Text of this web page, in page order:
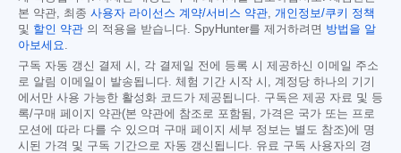
본 약관, 최종 사용자 라이선스 계약/서비스 약관, 개인정보/쿠키 정책
및 할인 약관 의 적용을 받습니다. SpyHunter를 제거하려면 방법을 알
아보세요.
구독 자동 갱신 결제 시, 각 결제일 전에 등록 시 제공하신 이메일 주소
로 알림 이메일이 발송됩니다. 체험 기간 시작 시, 계정당 하나의 기기
에서만 사용 가능한 활성화 코드가 제공됩니다. 구독은 제공 자료 및 등
록/구매 페이지 약관(본 약관에 참조로 포함됨, 가격은 국가 또는 프로
모션에 따라 다를 수 있으며 구매 페이지 세부 정보는 별도 참조)에 명
시된 가격 및 구독 기간으로 자동 갱신됩니다. 유료 구독 사용자의 경